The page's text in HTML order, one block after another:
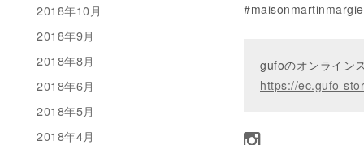
gufoのオンライン
https://ec.gufo-
2018年10月
2018年9月
2018年8月
2018年6月
2018年5月
2018年4月